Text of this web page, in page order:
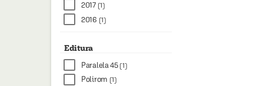
2017 (1)
2016 (1)
Editura
Paralela 45 (1)
Polirom (1)